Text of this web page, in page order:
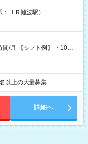
ＪＲ難波駅）
・10：
以上の大量募集
詳細へ